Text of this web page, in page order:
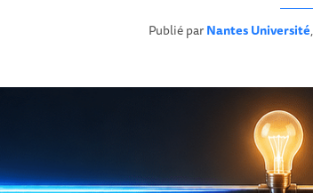
Publié parNantes Université